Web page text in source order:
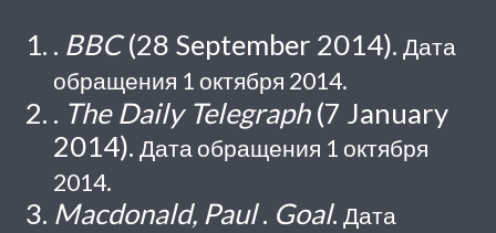
. BBC(28 September 2014). Дата
обращения 1 октября 2014.
. The Daily Telegraph(7 January
2014). Дата обращения 1 октября
2014.
Macdonald, Paul. Goal. Дата